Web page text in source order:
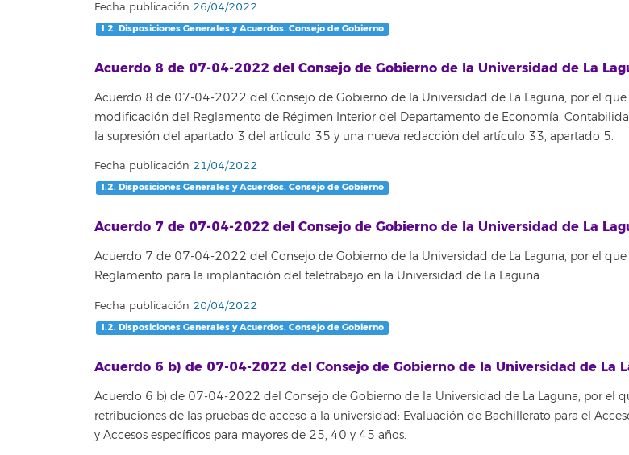
Fecha publicación 26/04/2022
I.2. Disposiciones Generales y Acuerdos. Consejo de Gobierno
Acuerdo 8 de 07-04-2022 del Consejo de Gobierno de la Universidad de La
Acuerdo 8 de 07-04-2022 del Consejo de Gobierno de la Universidad de La Laguna, por el que
modificación del Reglamento de Régimen Interior del Departamento de Economía,
la supresión del apartado 3 del artículo 35 y una nueva redacción del artículo 33, apartado 5.
Fecha publicación 21/04/2022
I.2. Disposiciones Generales y Acuerdos. Consejo de Gobierno
Acuerdo 7 de 07-04-2022 del Consejo de Gobierno de la Universidad de La
Acuerdo 7 de 07-04-2022 del Consejo de Gobierno de la Universidad de La Laguna, por el que
Reglamento para la implantación del teletrabajo en la Universidad de La Laguna.
Fecha publicación 20/04/2022
I.2. Disposiciones Generales y Acuerdos. Consejo de Gobierno
Acuerdo 6 b) de 07-04-2022 del Consejo de Gobierno de la Universidad de La
Acuerdo 6 b) de 07-04-2022 del Consejo de Gobierno de la Universidad de La Laguna, por el
retribuciones de las pruebas de acceso a la universidad: Evaluación de Bachillerato para el
y Accesos específicos para mayores de 25, 40 y 45 años.